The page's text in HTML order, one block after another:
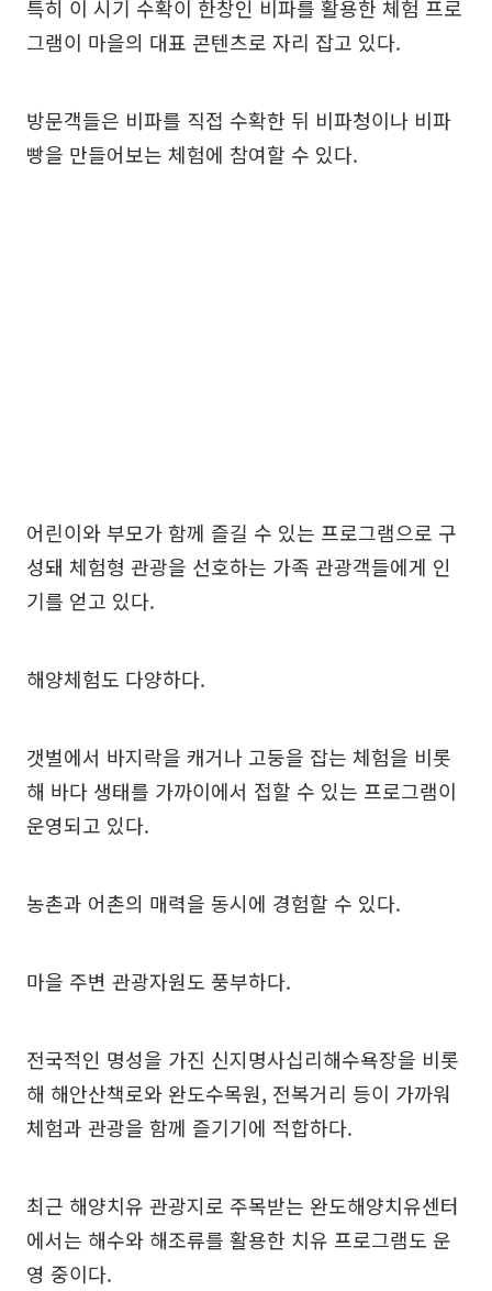
특히 이 시기 수확이 한창인 비파를 활용한 체험 프로
그램이 마을의 대표 콘텐츠로 자리 잡고 있다.
방문객들은 비파를 직접 수확한 뒤 비파청이나 비파
빵을 만들어보는 체험에 참여할 수 있다.
어린이와 부모가 함께 즐길 수 있는 프로그램으로 구
성돼 체험형 관광을 선호하는 가족 관광객들에게 인
기를 얻고 있다.
해양체험도 다양하다.
갯벌에서 바지락을 캐거나 고둥을 잡는 체험을 비롯
해 바다 생태를 가까이에서 접할 수 있는 프로그램이
운영되고 있다.
농촌과 어촌의 매력을 동시에 경험할 수 있다.
마을 주변 관광자원도 풍부하다.
전국적인 명성을 가진 신지명사십리해수욕장을 비롯
해 해안산책로와 완도수목원, 전복거리 등이 가까워
체험과 관광을 함께 즐기기에 적합하다.
최근 해양치유 관광지로 주목받는 완도해양치유센터
에서는 해수와 해조류를 활용한 치유 프로그램도 운
영 중이다.